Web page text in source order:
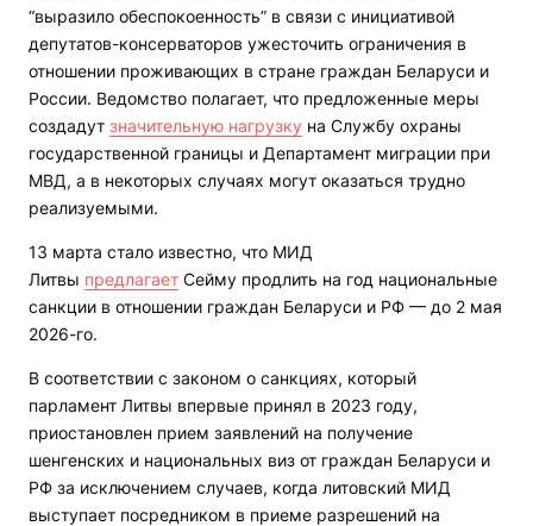
“выразило обеспокоенность” в связи с инициативой
депутатов-консерваторов ужесточить ограничения в
отношении проживающих в стране граждан Беларуси и
России. Ведомство полагает, что предложенные меры
создадут значительную нагрузку на Службу охраны
государственной границы и Департамент миграции при
МВД, а в некоторых случаях могут оказаться трудно
реализуемыми.
13 марта стало известно, что МИД
Литвы предлагает Сейму продлить на год национальные
санкции в отношении граждан Беларуси и РФ — до 2 мая
2026-го.
В соответствии с законом о санкциях, который
парламент Литвы впервые принял в 2023 году,
приостановлен прием заявлений на получение
шенгенских и национальных виз от граждан Беларуси и
РФ за исключением случаев, когда литовский МИД
выступает посредником в приеме разрешений на